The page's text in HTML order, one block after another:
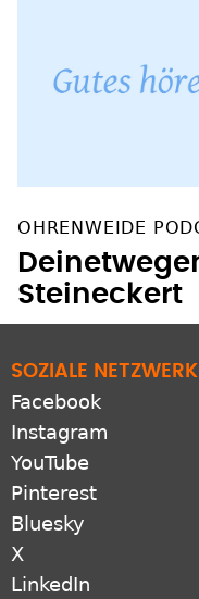
OHRENWEIDE
Steineckert
SOZIALE
Facebook
Instagram
YouTube
Pinterest
Bluesky
X
LinkedIn